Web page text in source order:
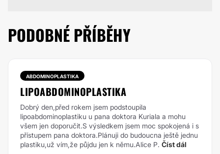
PODOBNÉ PŘÍBĚHY
ABDOMINOPLASTIKA
LIPOABDOMINOPLASTIKA
Dobrý den,před rokem jsem podstoupila
lipoabdominoplastiku u pana doktora Kuriala a mohu
všem jen doporučit.S výsledkem jsem moc spokojená i s
přístupem pana doktora.Plánuji do budoucna ještě jednu
plastiku,už vím,že půjdu jen k němu.Alice P. Číst dál